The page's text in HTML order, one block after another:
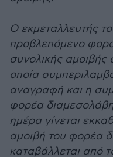
Ο εκμεταλλευτής
προβλεπόμενο
συνολικής
οποία
αναγραφή και η
φορέα
ημέρα γίνεται
αμοιβή του φορέα
καταβάλλεται από